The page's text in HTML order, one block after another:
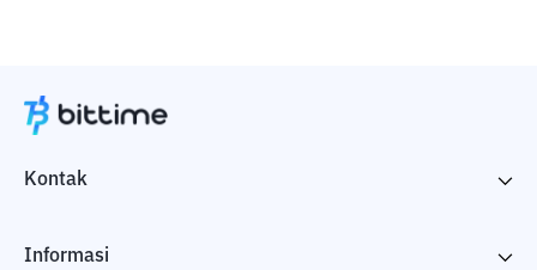
Kontak
Informasi